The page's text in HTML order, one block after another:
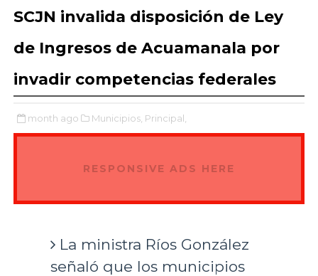
SCJN invalida disposición de Ley
de Ingresos de Acuamanala por
invadir competencias federales
month ago Municipios, Principal,
RESPONSIVE ADS HERE
La ministra Ríos González
señaló que los municipios